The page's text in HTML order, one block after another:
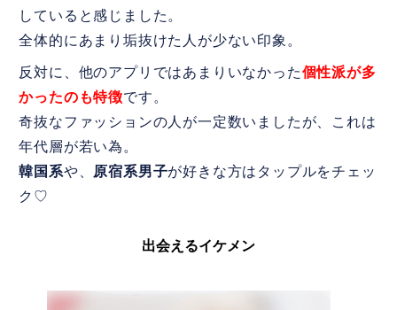
していると感じました。
全体的にあまり垢抜けた人が少ない印象。
反対に、他のアプリではあまりいなかった個性派が多
かったのも特徴です。
奇抜なファッションの人が一定数いましたが、これは
年代層が若い為。
韓国系や、 原宿系男子が好きな方はタップルをチェッ
ク♡
出会えるイケメン